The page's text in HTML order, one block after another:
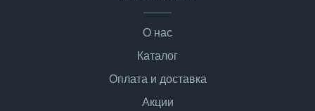
О нас
Каталог
Оплата и доставка
Акции